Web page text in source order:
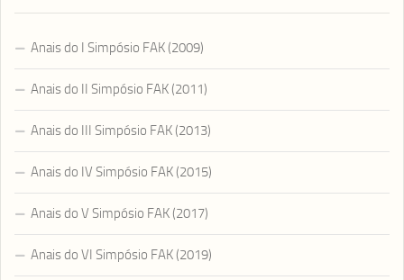
Anais do I Simpósio FAK (2009)
Anais do II Simpósio FAK (2011)
Anais do III Simpósio FAK (2013)
Anais do IV Simpósio FAK (2015)
Anais do V Simpósio FAK (2017)
Anais do VI Simpósio FAK (2019)